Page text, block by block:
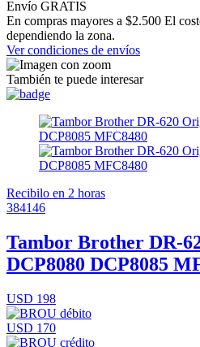
Envío GRATIS
En compras mayores a $2.500 El
dependiendo la zona.
Ver condiciones de envíos
También te puede interesar
Recibilo en 2 horas
384146
Tambor Brother DR-
DCP8080 DCP8085
USD 198
USD 170